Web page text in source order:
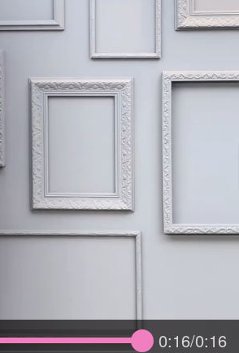
0:16/0:16